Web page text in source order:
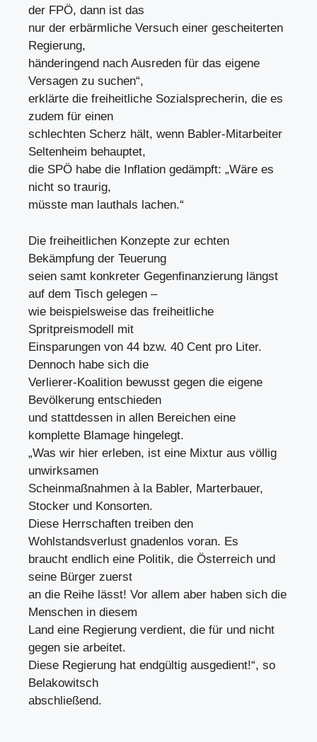
der FPÖ, dann ist das
nur der erbärmliche Versuch einer gescheiterten
Regierung,
händeringend nach Ausreden für das eigene
Versagen zu suchen“,
erklärte die freiheitliche Sozialsprecherin, die es
zudem für einen
schlechten Scherz hält, wenn Babler-Mitarbeiter
Seltenheim behauptet,
die SPÖ habe die Inflation gedämpft: „Wäre es
nicht so traurig,
müsste man lauthals lachen.“
Die freiheitlichen Konzepte zur echten
Bekämpfung der Teuerung
seien samt konkreter Gegenfinanzierung längst
auf dem Tisch gelegen –
wie beispielsweise das freiheitliche
Spritpreismodell mit
Einsparungen von 44 bzw. 40 Cent pro Liter.
Dennoch habe sich die
Verlierer-Koalition bewusst gegen die eigene
Bevölkerung entschieden
und stattdessen in allen Bereichen eine
komplette Blamage hingelegt.
„Was wir hier erleben, ist eine Mixtur aus völlig
unwirksamen
Scheinmaßnahmen à la Babler, Marterbauer,
Stocker und Konsorten.
Diese Herrschaften treiben den
Wohlstandsverlust gnadenlos voran. Es
braucht endlich eine Politik, die Österreich und
seine Bürger zuerst
an die Reihe lässt! Vor allem aber haben sich die
Menschen in diesem
Land eine Regierung verdient, die für und nicht
gegen sie arbeitet.
Diese Regierung hat endgültig ausgedient!“, so
Belakowitsch
abschließend.